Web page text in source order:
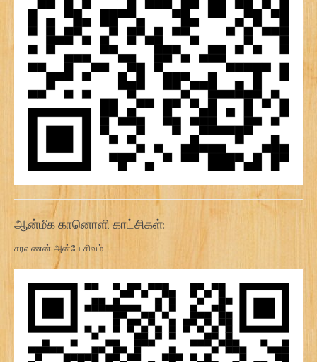
ஆன்மீக கானொளி காட்சிகள்:
சரவணன் அன்பே சிவம்